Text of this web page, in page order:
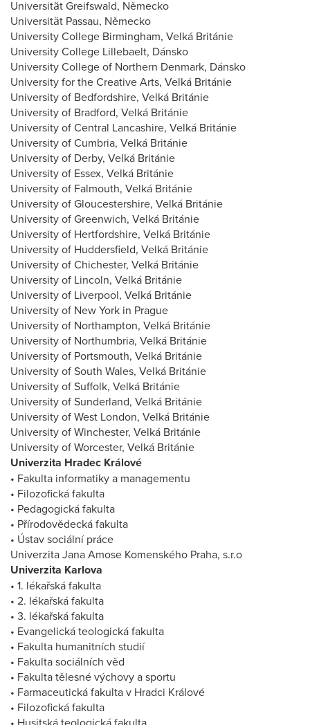
Universität Greifswald, Německo
Universität Passau, Německo
University College Birmingham, Velká Británie
University College Lillebaelt, Dánsko
University College of Northern Denmark, Dánsko
University for the Creative Arts, Velká Británie
University of Bedfordshire, Velká Británie
University of Bradford, Velká Británie
University of Central Lancashire, Velká Británie
University of Cumbria, Velká Británie
University of Derby, Velká Británie
University of Essex, Velká Británie
University of Falmouth, Velká Británie
University of Gloucestershire, Velká Británie
University of Greenwich, Velká Británie
University of Hertfordshire, Velká Británie
University of Huddersfield, Velká Británie
University of Chichester, Velká Británie
University of Lincoln, Velká Británie
University of Liverpool, Velká Británie
University of New York in Prague
University of Northampton, Velká Británie
University of Northumbria, Velká Británie
University of Portsmouth, Velká Británie
University of South Wales, Velká Británie
University of Suffolk, Velká Británie
University of Sunderland, Velká Británie
University of West London, Velká Británie
University of Winchester, Velká Británie
University of Worcester, Velká Británie
Univerzita Hradec Králové
• Fakulta informatiky a managementu
• Filozofická fakulta
• Pedagogická fakulta
• Přírodovědecká fakulta
• Ústav sociální práce
Univerzita Jana Amose Komenského Praha, s.r.o
Univerzita Karlova
• 1. lékařská fakulta
• 2. lékařská fakulta
• 3. lékařská fakulta
• Evangelická teologická fakulta
• Fakulta humanitních studií
• Fakulta sociálních věd
• Fakulta tělesné výchovy a sportu
• Farmaceutická fakulta v Hradci Králové
• Filozofická fakulta